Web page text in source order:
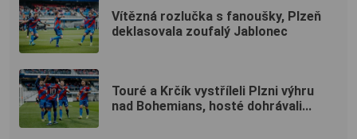
Vítězná rozlučka s fanoušky, Plzeň
deklasovala zoufalý Jablonec
Touré a Krčík vystříleli Plzni výhru
nad Bohemians, hosté dohrávali...